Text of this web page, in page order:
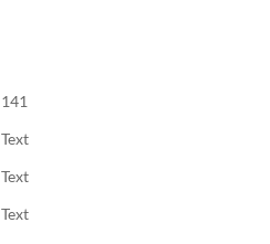
141
Text
Text
Text